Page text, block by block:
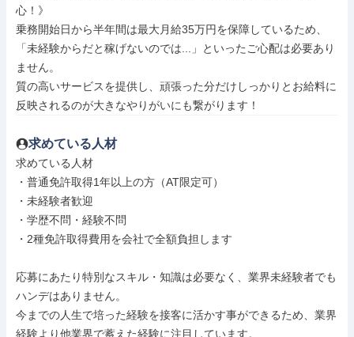
心！》
乗務開始日から半年間は最大月給35万円を保障しているため、
「未経験からだと稼げないのでは...」といったご心配は必要あり
ません。
質の高いサービスを提供し、頑張った分だけしっかりとお給料に
反映されるのが大きなやりがいにも繋がります！
求めている人材
求めている人材
・普通免許取得1年以上の方（AT限定可）
・未経験者歓迎
・学歴不問・経験不問
・2種免許取得費用を会社で全額負担します
応募にあたり特別なスキル・知識は必要なく、業界未経験者でも
ハンデはありません。
今までの人生で培った経験を接客に活かす事ができるため、業界
経験より他業界で蓄えた経験に注目しています。